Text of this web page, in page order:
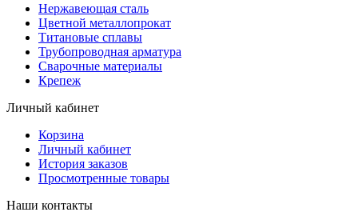
Нержавеющая сталь
Цветной металлопрокат
Титановые сплавы
Трубопроводная арматура
Сварочные материалы
Крепеж
Личный кабинет
Корзина
Личный кабинет
История заказов
Просмотренные товары
Наши контакты